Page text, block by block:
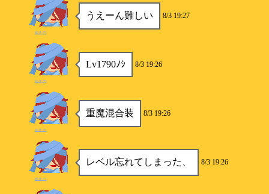
うえーん難しい 8/3 19:27
ゆきの
Lv1790ﾉｼ 8/3 19:26
ゆきの
重魔混合装 8/3 19:26
ゆきの
レベル忘れてしまった、 8/3 19:26
ゆきの